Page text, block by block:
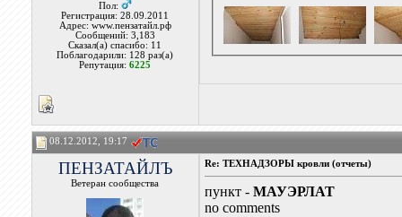
Пол:
Регистрация: 28.09.2011
Адрес: www.пензатайл.рф
Сообщений: 3,183
Сказал(а) спасибо: 11
Поблагодарили: 128 раз(а)
Репутация:6225
08.12.2012, 19:17
ПЕНЗАТАЙЛЪ
Ветеран сообщества
Re: ТЕХНАДЗОРЫ кровли (отчеты)
пункт - МАУЭРЛАТ
no comments